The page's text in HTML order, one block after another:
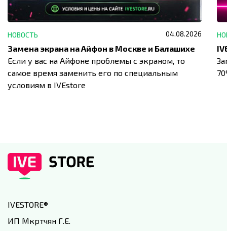
НОВОСТЬ 04.08.2026
Замена экрана на Айфон в Москве и Балашихе
Если у вас на Айфоне проблемы с экраном, то
самое время заменить его по специальным
условиям в IVEstore
IVESTORE®
ИП Мкртчян Г.Е.